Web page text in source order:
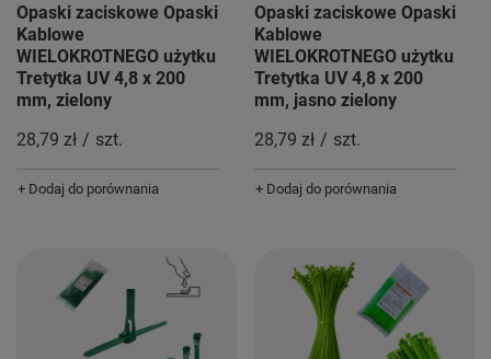
Opaski zaciskowe Opaski
Kablowe
WIELOKROTNEGO użytku
Tretytka UV 4,8 x 200
mm, zielony
28,79 zł / szt.
+ Dodaj do porównania
Opaski zaciskowe Opaski
Kablowe
WIELOKROTNEGO użytku
Tretytka UV 4,8 x 200
mm, jasno zielony
28,79 zł / szt.
+ Dodaj do porównania